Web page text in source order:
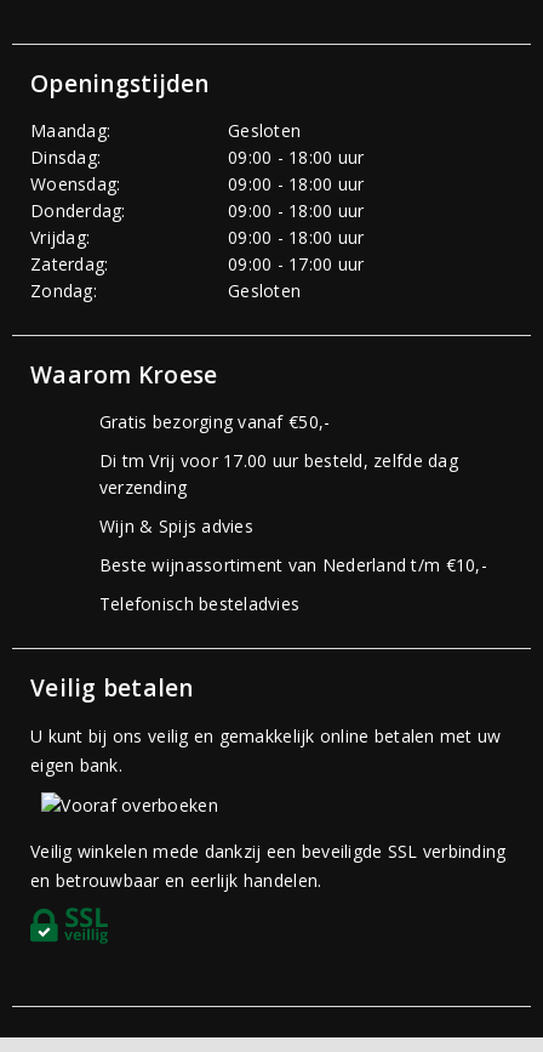
Openingstijden
Maandag:
Gesloten
Dinsdag:
09:00 - 18:00 uur
Woensdag:
09:00 - 18:00 uur
Donderdag:
09:00 - 18:00 uur
Vrijdag:
09:00 - 18:00 uur
Zaterdag:
09:00 - 17:00 uur
Zondag:
Gesloten
Waarom Kroese
Gratis bezorging vanaf €50,-
Di tm Vrij voor 17.00 uur besteld, zelfde dag
verzending
Wijn & Spijs advies
Beste wijnassortiment van Nederland t/m €10,-
Telefonisch besteladvies
Veilig betalen
U kunt bij ons veilig en gemakkelijk online betalen met uw
eigen bank.
Veilig winkelen mede dankzij een beveiligde SSL verbinding
en betrouwbaar en eerlijk handelen.